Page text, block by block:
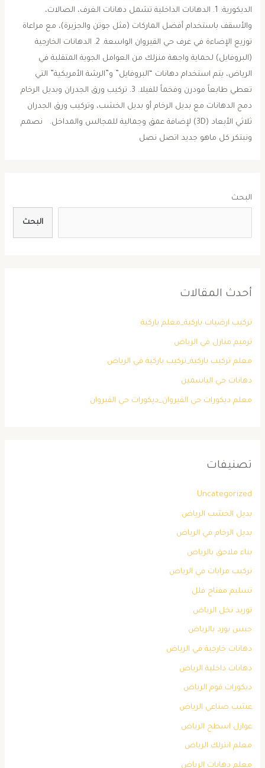
الديكورية: ​1. الدهانات الداخلية ​تشمل دهانات الغرف، الصالات،
والأسقف باستخدام أفضل الماركات (مثل جوتن والجزيرة)، مع مراعاة
توزيع الإضاءة في غرف حي القيروان الواسعة. ​2. الدهانات الخارجية
(البروفايل) ​لحماية واجهة منزلك من العوامل الجوية المتقلبة في
الرياض، يتم استخدام دهانات “البروفايل” و”الرشة الأمريكية” التي
تعطي طابعاً مودرن وفخماً للفيلا. ​3. تركيب ورق الجدران وبديل الرخام ​
دمج الدهانات مع بديل الرخام أو بديل الخشب، وتركيب ورق الجدران
ثلاثي الأبعاد (3D) لإضافة عمق وجمالية للمجالس والمداخل. نصمم
ونبتكر كل ماهو جديد اتصل نصل
البحث
البحث
أحدث المقالات
تركيب ارضيات باركية_معلم باركية
ترميم منازل في الرياض
معلم تركيب باركية_تركيب باركية في الرياض
دهانات حي الياسمين
معلم ديكورات حي القيروان_ديكورات حي القيروان
تصنيفات
Uncategorized
بديل الخشب الرياض
بديل الرخام في الرياض
بناء ملاحق بالرياض
تركيب مرايات في الرياض
تسليم مفتاح فلل
توريد نخل الرياض
جبس بورد بالرياض
دهانات خارجية في الرياض
دهانات داخلية الرياض
ديكورات فوم الرياض
عشب صناعي الرياض
عوازل اسطح الرياض
معلم انترلك الرياض
معلم دهانات الرياض